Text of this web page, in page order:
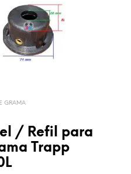
GRAMA
/ Refil para
Trapp